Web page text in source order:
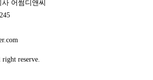
어썸디앤씨
reserve.